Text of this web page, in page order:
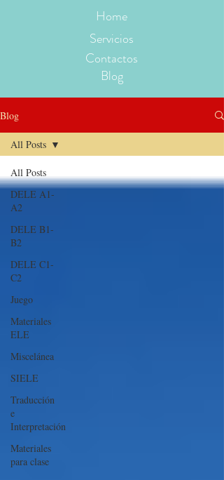
Home
Servicios
Contactos
Blog
Blog
All Posts
DELE A1-
A2
DELE B1-
B2
DELE C1-
C2
Juego
Materiales
ELE
Miscelánea
SIELE
Traducción
e
Interpretación
Materiales
para clase
All Posts